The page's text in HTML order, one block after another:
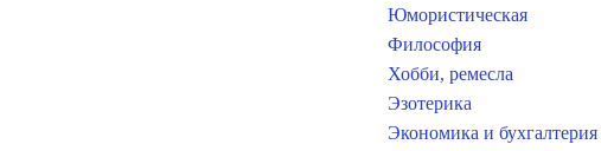
Юмористическая
Философия
Хобби, ремесла
Эзотерика
Экономика и бухгалтерия